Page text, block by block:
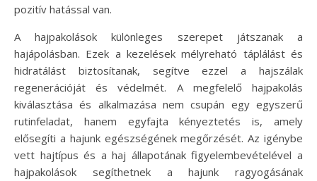
pozitív hatással van.
A hajpakolások különleges szerepet játszanak a
hajápolásban. Ezek a kezelések mélyreható táplálást és
hidratálást biztosítanak, segítve ezzel a hajszálak
regenerációját és védelmét. A megfelelő hajpakolás
kiválasztása és alkalmazása nem csupán egy egyszerű
rutinfeladat, hanem egyfajta kényeztetés is, amely
elősegíti a hajunk egészségének megőrzését. Az igénybe
vett hajtípus és a haj állapotának figyelembevételével a
hajpakolások segíthetnek a hajunk ragyogásának